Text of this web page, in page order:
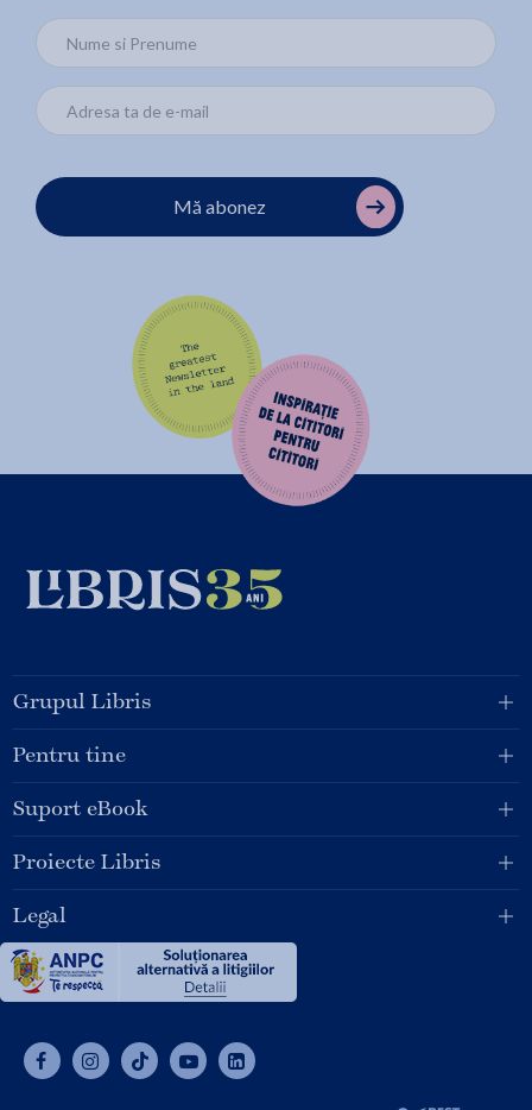
Mă abonez
Grupul Libris
Pentru tine
Suport eBook
Proiecte Libris
Legal